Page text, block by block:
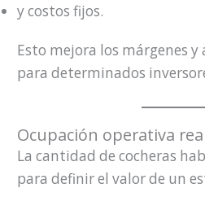
y costos fijos.
Esto mejora los márgenes
para determinados
Ocupación operativa
La cantidad de cocheras
para definir el valor de un